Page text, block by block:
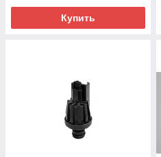
Купить